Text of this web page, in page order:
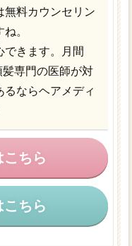
無料カウンセリン
。
できます。月間
専門の医師が対
ならヘアメディ
ちら
ちら